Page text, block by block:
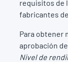
requisitos de
fabricantes
Para obtener
aprobación
Nivel de